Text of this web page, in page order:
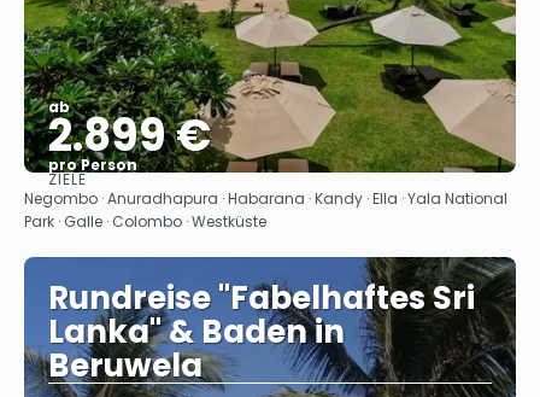
ab
2.899 €
pro Person
Sehen
ZIELE
Negombo · Anuradhapura · Habarana · Kandy · Ella · Yala National
Park · Galle · Colombo · Westküste
Rundreise "Fabelhaftes Sri
Lanka" & Baden in
Beruwela